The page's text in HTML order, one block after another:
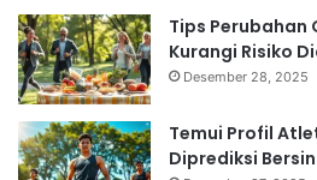
Tips Perubahan
Kurangi Risiko
Desember 28, 2025
Temui Profil
Diprediksi